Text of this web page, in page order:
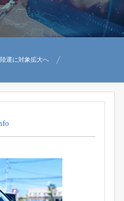
運に対象拡大へ